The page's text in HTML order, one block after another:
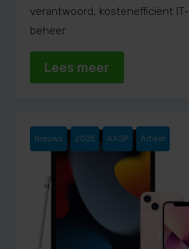
verantwoord, kostenefficiënt IT-
beheer.
Lees meer
Nieuws 2025 AASP Artikel